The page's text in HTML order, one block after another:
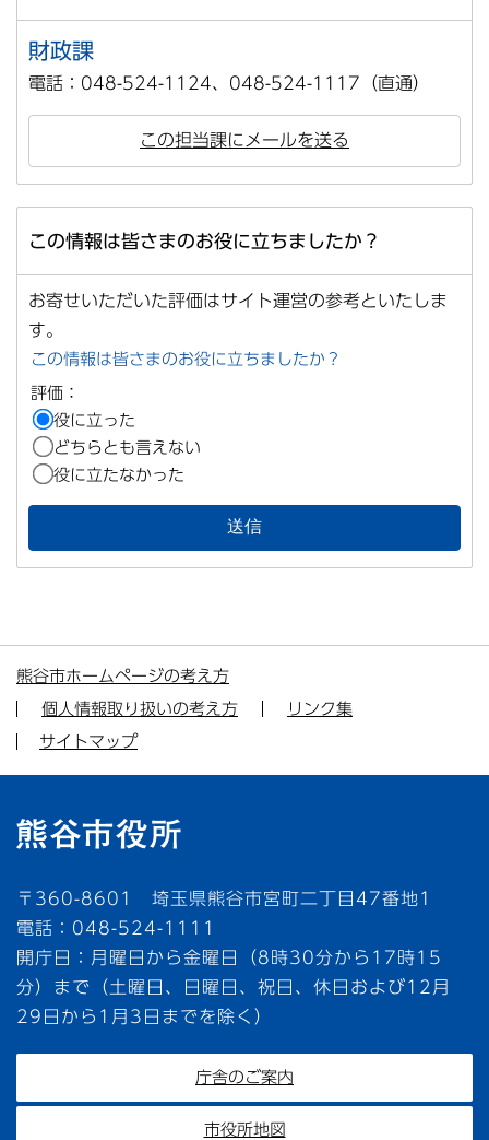
財政課
電話：048-524-1124、048-524-1117（直通）
この担当課にメールを送る
この情報は皆さまのお役に立ちましたか？
お寄せいただいた評価はサイト運営の参考といたしま
す。
この情報は皆さまのお役に立ちましたか？
評価：
役に立った
どちらとも言えない
役に立たなかった
熊谷市ホームページの考え方
個人情報取り扱いの考え方
リンク集
サイトマップ
〒360-8601 埼玉県熊谷市宮町二丁目47番地1
電話：048-524-1111
開庁日：月曜日から金曜日（8時30分から17時15
分）まで（土曜日、日曜日、祝日、休日および12月
29日から1月3日までを除く）
庁舎のご案内
市役所地図